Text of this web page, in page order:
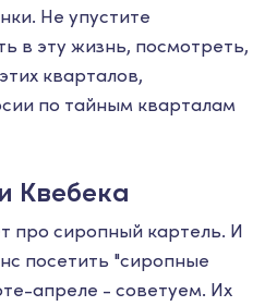
Не упустите
в эту жизнь, посмотреть,
кварталов,
по тайным кварталам
Квебека
про сиропный картель. И
посетить "сиропные
апреле - советуем. Их